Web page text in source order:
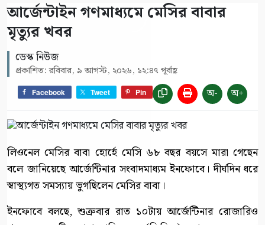
আর্জেন্টাইন গণমাধ্যমে মেসির বাবার
মৃত্যুর খবর
ডেস্ক নিউজ
প্রকাশিত: রবিবার, ৯ আগস্ট, ২০২৬, ১২:৪৭ পূর্বাহ্ণ
Facebook Tweet Pin অ- অ+
লিওনেল মেসির বাবা হোর্হে মেসি ৬৮ বছর বয়সে মারা গেছেন
বলে জানিয়েছে আর্জেন্টিনার সংবাদমাধ্যম ইনফোবে। দীর্ঘদিন ধরে
স্বাস্থ্যগত সমস্যায় ভুগছিলেন মেসির বাবা।
ইনফোবে বলছে, শুক্রবার রাত ১০টায় আর্জেন্টিনার রোজারিও